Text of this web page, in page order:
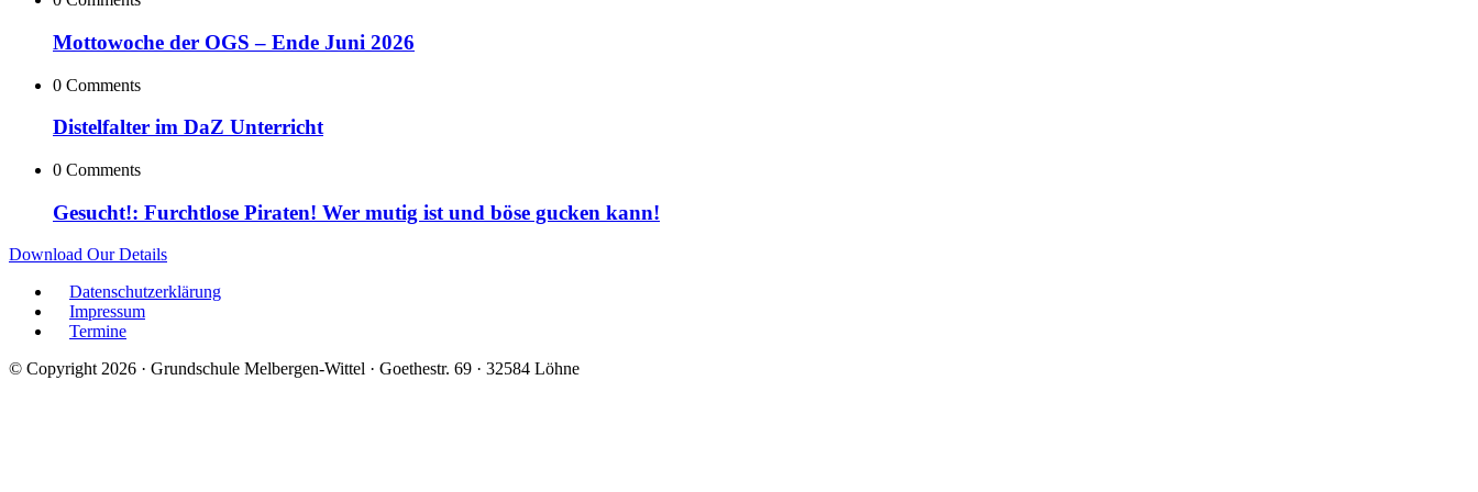
Mottowoche der OGS – Ende Juni 2026
0 Comments
Distelfalter im DaZ Unterricht
0 Comments
Gesucht!: Furchtlose Piraten! Wer mutig ist und böse gucken kann!
Download Our Details
Datenschutzerklärung
Impressum
Termine
© Copyright 2026 · Grundschule Melbergen-Wittel · Goethestr. 69 · 32584 Löhne